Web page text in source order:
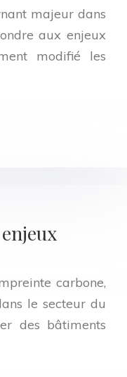
majeur dans
aux enjeux
modifié les
carbone,
le secteur du
des bâtiments